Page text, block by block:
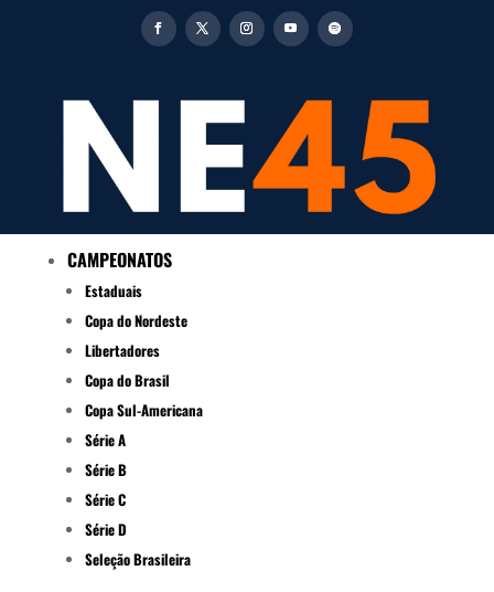
CAMPEONATOS
Estaduais
Copa do Nordeste
Libertadores
Copa do Brasil
Copa Sul-Americana
Série A
Série B
Série C
Série D
Seleção Brasileira